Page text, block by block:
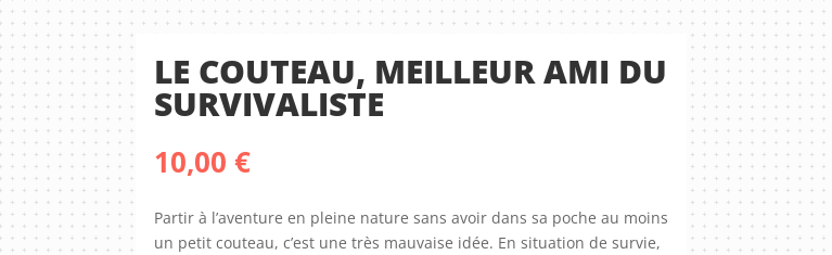
LE COUTEAU, MEILLEUR AMI DU
SURVIVALISTE
10,00 €
Partir à l’aventure en pleine nature sans avoir dans sa poche au moins
un petit couteau, c’est une très mauvaise idée. En situation de survie,